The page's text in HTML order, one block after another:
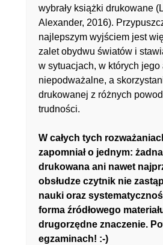
wybrały książki drukowane
Alexander, 2016).
najlepszym wyjściem jest
zalet obydwu światów i
w sytuacjach, w których jego
niepodważalne, a
drukowanej z różnych
trudności.
W całych tych
zapomniał o jednym:
drukowana ani nawet
obsłudze czytnik nie
nauki oraz
forma źródłowego
drugorzędne znaczenie.
egzaminach! :-)